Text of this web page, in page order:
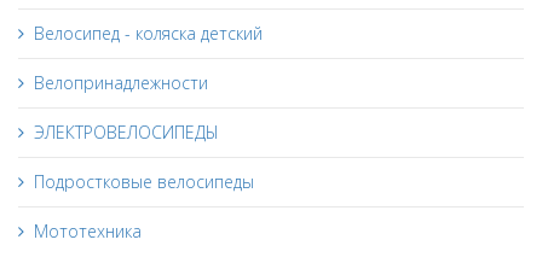
Велосипед - коляска детский
Велопринадлежности
ЭЛЕКТРОВЕЛОСИПЕДЫ
Подростковые велосипеды
Мототехника